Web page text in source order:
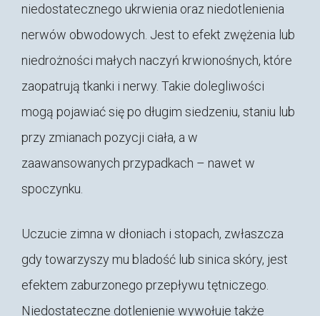
niedostatecznego ukrwienia oraz niedotlenienia
nerwów obwodowych. Jest to efekt zwężenia lub
niedrożności małych naczyń krwionośnych, które
zaopatrują tkanki i nerwy. Takie dolegliwości
mogą pojawiać się po długim siedzeniu, staniu lub
przy zmianach pozycji ciała, a w
zaawansowanych przypadkach – nawet w
spoczynku.
Uczucie zimna w dłoniach i stopach, zwłaszcza
gdy towarzyszy mu bladość lub sinica skóry, jest
efektem zaburzonego przepływu tętniczego.
Niedostateczne dotlenienie wywołuje także